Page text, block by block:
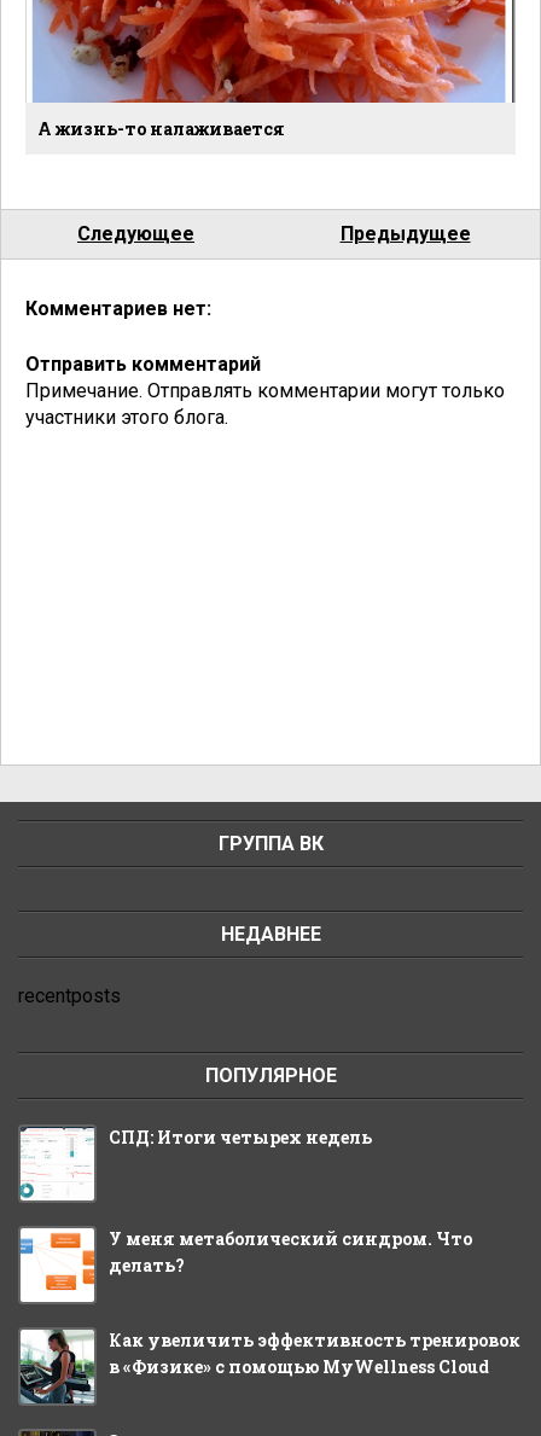
А жизнь-то налаживается
Следующее Предыдущее
Комментариев нет:
Отправить комментарий
Примечание. Отправлять комментарии могут только
участники этого блога.
ГРУППА ВК
НЕДАВНЕЕ
recentposts
ПОПУЛЯРНОЕ
СПД: Итоги четырех недель
У меня метаболический синдром. Что
делать?
Как увеличить эффективность тренировок
в «Физике» с помощью MyWellness Cloud